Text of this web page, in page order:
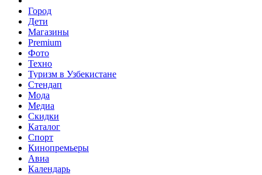
Город
Дети
Магазины
Premium
Фото
Техно
Туризм в Узбекистане
Стендап
Мода
Медиа
Скидки
Каталог
Спорт
Кинопремьеры
Авиа
Календарь